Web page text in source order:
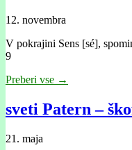
12. novembra
V pokrajini Sens [sé],
9
Preberi vse →
sveti Patern –
21. maja